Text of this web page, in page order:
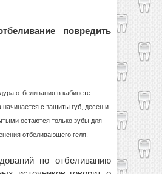
повредить
отбеливания в кабинете
начинается с защиты губ, десен и
остаются только зубы для
отбеливающего геля.
по отбеливанию